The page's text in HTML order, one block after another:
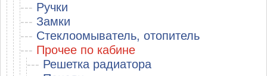
--- Ручки
--- Замки
--- Стеклоомыватель, отопитель
--- Прочее по кабине
--- Решетка радиатора